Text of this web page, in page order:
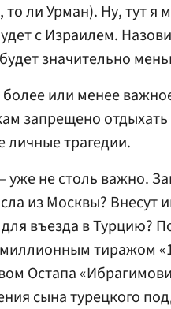
ли Урман). Ну, тут я
с Израилем.
значительно
или менее
запрещено отдыхать
личные трагедии.
уже не столь важно.
из Москвы? Внесут
въезда в Турцию?
тиражом
Остапа
сына турецкого